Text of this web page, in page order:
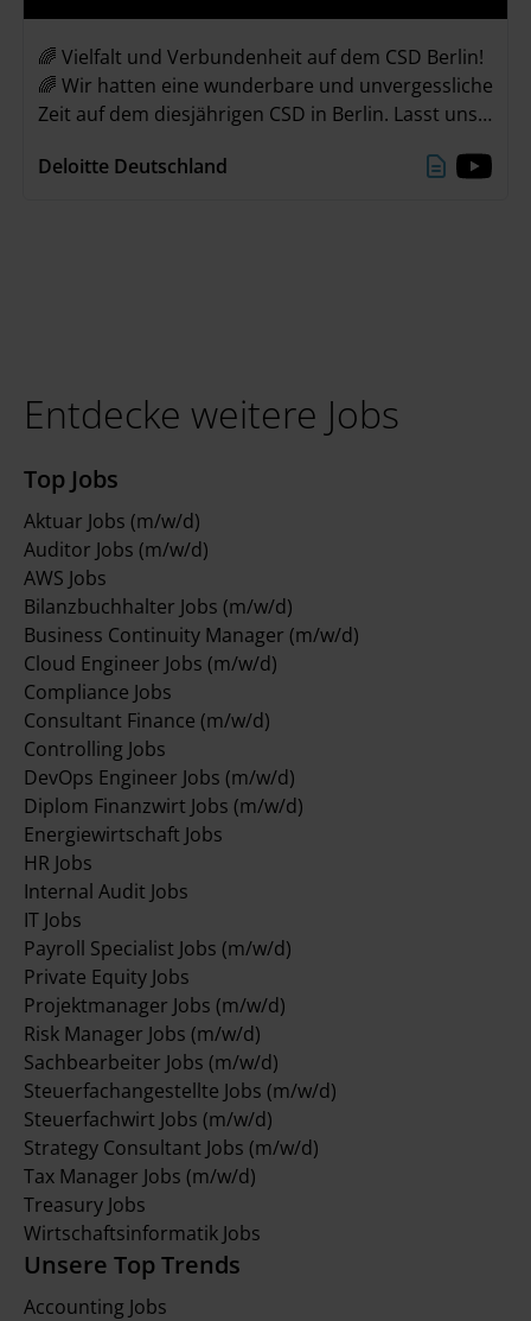
🌈 Vielfalt und Verbundenheit auf dem CSD Berlin!
🌈 Wir hatten eine wunderbare und unvergessliche
Zeit auf dem diesjährigen CSD in Berlin. Lasst uns
unseren Alltag nehmen und weiterhin Vielfalt &
Deloitte Deutschland
Entdecke weitere Jobs
Unsere Top Trends
Accounting Jobs
Top Jobs
Aktuar Jobs (m/w/d)
Auditor Jobs (m/w/d)
AWS Jobs
Bilanzbuchhalter Jobs (m/w/d)
Business Continuity Manager (m/w/d)
Cloud Engineer Jobs (m/w/d)
Compliance Jobs
Consultant Finance (m/w/d)
Controlling Jobs
DevOps Engineer Jobs (m/w/d)
Diplom Finanzwirt Jobs (m/w/d)
Energiewirtschaft Jobs
HR Jobs
Internal Audit Jobs
IT Jobs
Payroll Specialist Jobs (m/w/d)
Private Equity Jobs
Projektmanager Jobs (m/w/d)
Risk Manager Jobs (m/w/d)
Sachbearbeiter Jobs (m/w/d)
Steuerfachangestellte Jobs (m/w/d)
Steuerfachwirt Jobs (m/w/d)
Strategy Consultant Jobs (m/w/d)
Tax Manager Jobs (m/w/d)
Treasury Jobs
Wirtschaftsinformatik Jobs